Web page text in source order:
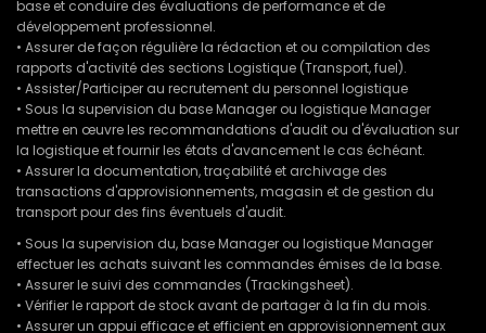
base et conduire des évaluations de performance et de
développement professionnel.
• Assurer de façon régulière la rédaction et ou compilation des
rapports d'activité des sections Logistique (Transport, fuel).
• Assister/Participer au recrutement du personnel logistique
• Sous la supervision du base Manager ou logistique Manager
mettre en œuvre les recommandations d'audit ou d'évaluation sur
la logistique et fournir les états d'avancement le cas échéant.
• Assurer la documentation, traçabilité et archivage des
transactions d'approvisionnements, magasin et de gestion du
transport pour des fins éventuels d'audit.
• Sous la supervision du, base Manager ou logistique Manager
effectuer les achats suivant les commandes émises de la base.
• Assurer le suivi des commandes (Trackingsheet).
• Vérifier le rapport de stock avant de partager à la fin du mois.
• Assurer un appui efficace et efficient en approvisionnement aux